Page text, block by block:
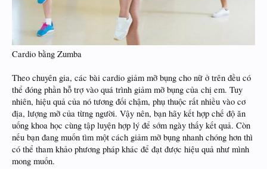
Cardio bằng Zumba
Theo chuyên gia, các bài cardio giảm mỡ bụng cho nữ ở trên đều có
thể đóng phần hỗ trợ vào quá trình giảm mỡ bụng của chị em. Tuy
nhiên, hiệu quả của nó tương đối chậm, phụ thuộc rất nhiều vào cơ
địa, lượng mỡ của từng người. Vậy nên, bạn hãy kết hợp chế độ ăn
uống khoa học cùng tập luyện hợp lý để sớm ngày thấy kết quả. Còn
nếu bạn đang muốn tìm một cách giảm mỡ bụng nhanh chóng hơn thì
có thể tham khảo phương pháp khác để đạt được hiệu quả như mình
mong muốn.